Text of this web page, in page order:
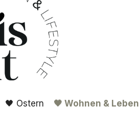
🖤 Ostern 🖤 Wohnen & Leben